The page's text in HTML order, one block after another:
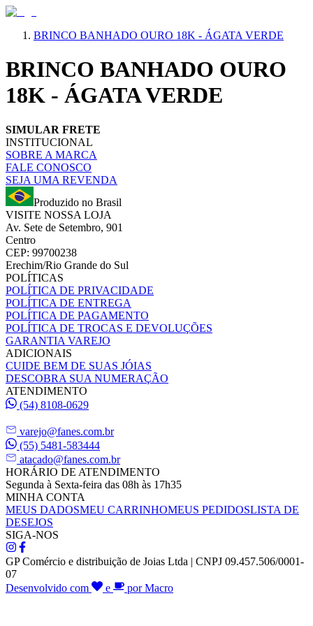
BRINCO BANHADO OURO 18K - ÁGATA VERDE
BRINCO BANHADO OURO
18K - ÁGATA VERDE
SIMULAR FRETE
INSTITUCIONAL
SOBRE A MARCA
FALE CONOSCO
SEJA UMA REVENDA
Produzido no Brasil
VISITE NOSSA LOJA
Av. Sete de Setembro, 901
Centro
CEP: 99700238
Erechim/Rio Grande do Sul
POLÍTICAS
POLÍTICA DE PRIVACIDADE
POLÍTICA DE ENTREGA
POLÍTICA DE PAGAMENTO
POLÍTICA DE TROCAS E DEVOLUÇÕES
GARANTIA VAREJO
ADICIONAIS
CUIDE BEM DE SUAS JÓIAS
DESCOBRA SUA NUMERAÇÃO
ATENDIMENTO
(54) 8108-0629
varejo@fanes.com.br
(55) 5481-583444
atacado@fanes.com.br
HORÁRIO DE ATENDIMENTO
Segunda à Sexta-feira das 08h às 17h35
MINHA CONTA
MEUS DADOSMEU CARRINHOMEUS PEDIDOSLISTA DE
DESEJOS
SIGA-NOS
GP Comércio e distribuição de Joias Ltda | CNPJ 09.457.506/0001-
07
Desenvolvido com
e por Macro